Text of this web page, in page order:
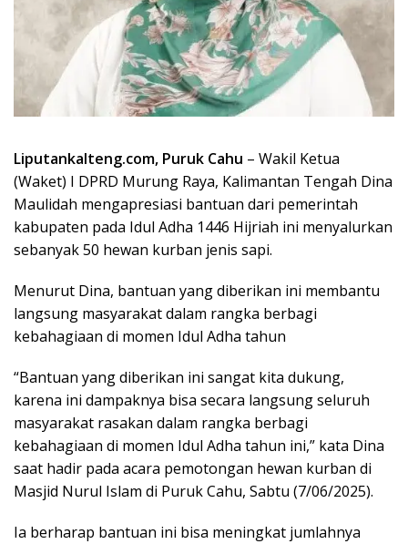
Liputankalteng.com, Puruk Cahu – Wakil Ketua
(Waket) I DPRD Murung Raya, Kalimantan Tengah Dina
Maulidah mengapresiasi bantuan dari pemerintah
kabupaten pada Idul Adha 1446 Hijriah ini menyalurkan
sebanyak 50 hewan kurban jenis sapi.
Menurut Dina, bantuan yang diberikan ini membantu
langsung masyarakat dalam rangka berbagi
kebahagiaan di momen Idul Adha tahun
“Bantuan yang diberikan ini sangat kita dukung,
karena ini dampaknya bisa secara langsung seluruh
masyarakat rasakan dalam rangka berbagi
kebahagiaan di momen Idul Adha tahun ini,” kata Dina
saat hadir pada acara pemotongan hewan kurban di
Masjid Nurul Islam di Puruk Cahu, Sabtu (7/06/2025).
Ia berharap bantuan ini bisa meningkat jumlahnya